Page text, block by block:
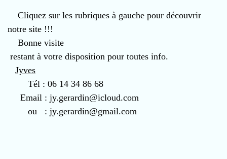
Cliquez sur les rubriques à gauche pour découvrir
notre site !!!
Bonne visite
restant à votre disposition pour toutes info.
Jyves
Tél : 06 14 34 86 68
Email : jy.gerardin@icloud.com
ou : jy.gerardin@gmail.com